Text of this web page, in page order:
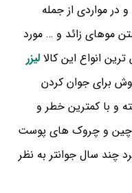
در مواردی از جمله
موهای زائد و … مورد
انواع این کالا لیزر
برای جوان کردن
و با کمترین خطر و
چین و چروک های پوست
چند سال جوانتر به نظر